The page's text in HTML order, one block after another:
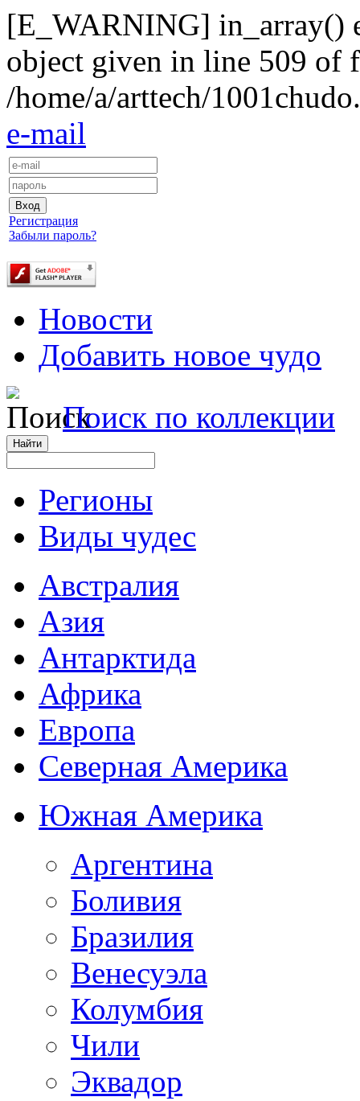
[E_WARNING] in_array()
object given in line 509 of
/home/a/arttech/
e-mail
Регистрация
Забыли пароль?
Новости
Добавить новое чудо
Поиск по коллекции
Регионы
Виды чудес
Австралия
Азия
Антарктида
Африка
Европа
Северная Америка
Южная Америка
Аргентина
Боливия
Бразилия
Венесуэла
Колумбия
Чили
Эквадор